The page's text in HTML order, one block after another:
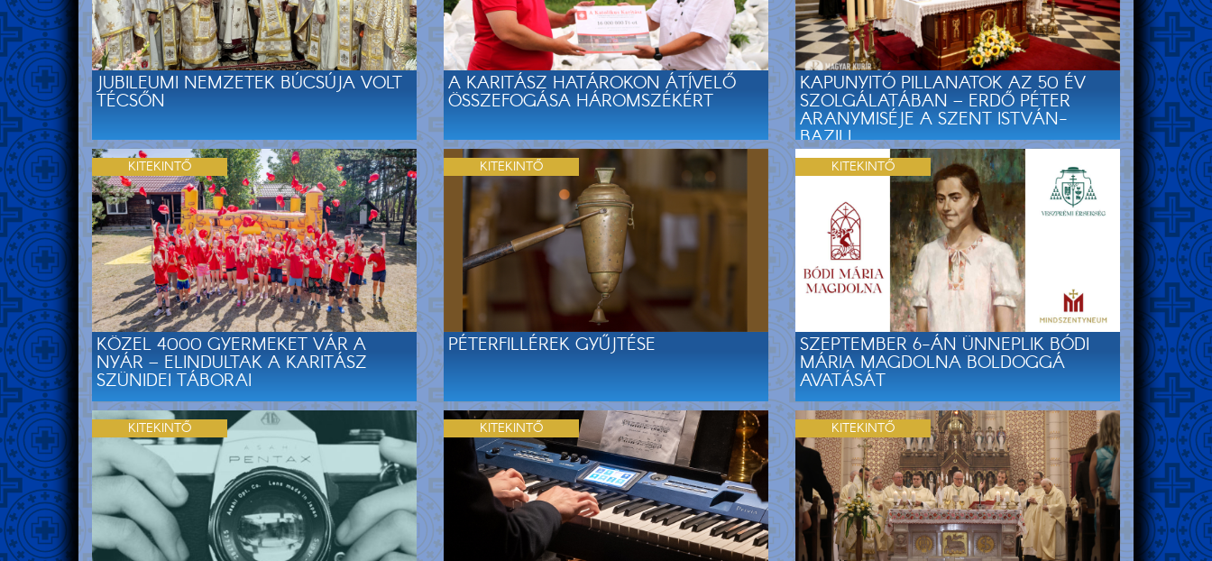
JUBILEUMI NEMZETEK BÚCSÚJA VOLT
TÉCSŐN
A KARITÁSZ HATÁROKON ÁTÍVELŐ
ÖSSZEFOGÁSA HÁROMSZÉKÉRT
KAPUNYITÓ PILLANATOK AZ 50 ÉV
SZOLGÁLATÁBAN – ERDŐ PÉTER
ARANYMISÉJE A SZENT ISTVÁN-
BAZILI...
KÖZEL 4000 GYERMEKET VÁR A
NYÁR – ELINDULTAK A KARITÁSZ
SZÜNIDEI TÁBORAI
KITEKINTŐ
PÉTERFILLÉREK GYŰJTÉSE
KITEKINTŐ
SZEPTEMBER 6-ÁN ÜNNEPLIK BÓDI
MÁRIA MAGDOLNA BOLDOGGÁ
AVATÁSÁT
KITEKINTŐ
KITEKINTŐ KITEKINTŐ KITEKINTŐ